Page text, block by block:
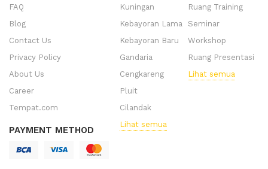
FAQ
Blog
Contact Us
Privacy Policy
About Us
Career
Tempat.com
PAYMENT METHOD
Kuningan
Kebayoran Lama
Kebayoran Baru
Gandaria
Cengkareng
Pluit
Cilandak
Lihat semua
Ruang Training
Seminar
Workshop
Ruang Presentasi
Lihat semua